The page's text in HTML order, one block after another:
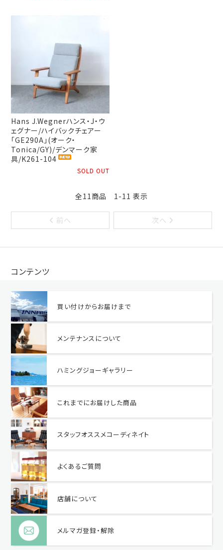
Hans J.Wegnerハンス・J・ウ
ェグナー/ハイバックチェアー
「GE290A」(オーク・
Tonica/GY)/デンマーク家
具/K261-104
SOLD OUT
全11商品 1-11 表示
前へ 次へ
コンテンツ
買い付けからお届けまで
メンテナンスについて
ハミングジョーギャラリー
これまでにお届けした商品
スタッフオススメコーディネイト
よくあるご質問
店舗について
メルマガ登録・解除